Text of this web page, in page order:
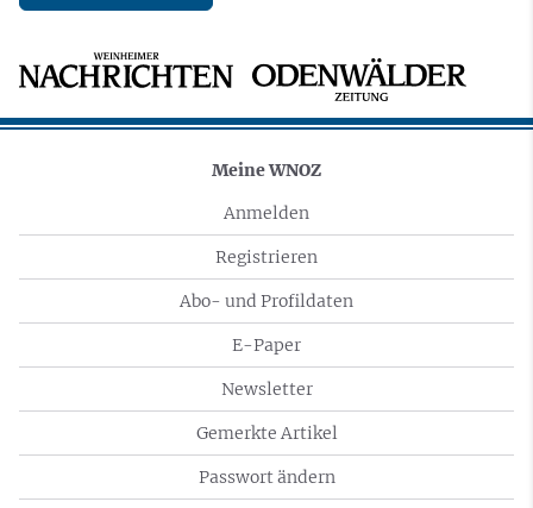
Meine WNOZ
Anmelden
Registrieren
Abo- und Profildaten
E-Paper
Newsletter
Gemerkte Artikel
Passwort ändern